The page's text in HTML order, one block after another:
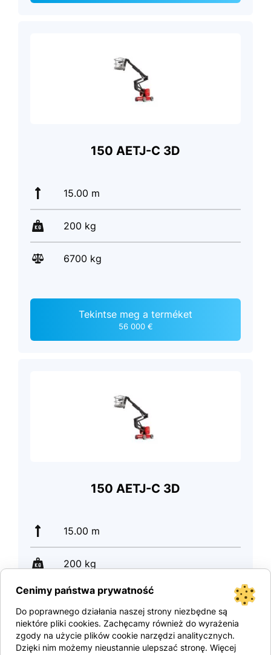
150 AETJ-C 3D
15.00 m
200 kg
6700 kg
Tekintse meg a terméket
56 000 €
150 AETJ-C 3D
15.00 m
200 kg
6700 kg
Tekintse meg a terméket
Cenimy państwa prywatność
Do poprawnego działania naszej strony niezbędne są
niektóre pliki cookies. Zachęcamy również do wyrażenia
zgody na użycie plików cookie narzędzi analitycznych.
Dzięki nim możemy nieustannie ulepszać stronę. Więcej